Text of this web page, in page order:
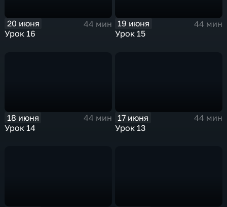
20 июня
44 мин
Урок 16
19 июня
44 мин
Урок 15
18 июня
44 мин
Урок 14
17 июня
44 мин
Урок 13